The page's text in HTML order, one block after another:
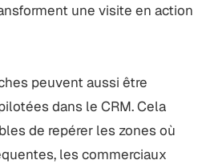
une visite en action
peuvent aussi être
dans le CRM. Cela
de repérer les zones où
les commerciaux